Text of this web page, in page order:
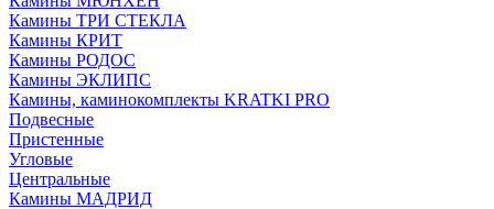
Камины ТРИ СТЕКЛА
Камины КРИТ
Камины РОДОС
Камины ЭКЛИПС
Камины, каминокомплекты KRATKI PRO
Подвесные
Пристенные
Угловые
Центральные
Камины МАДРИД